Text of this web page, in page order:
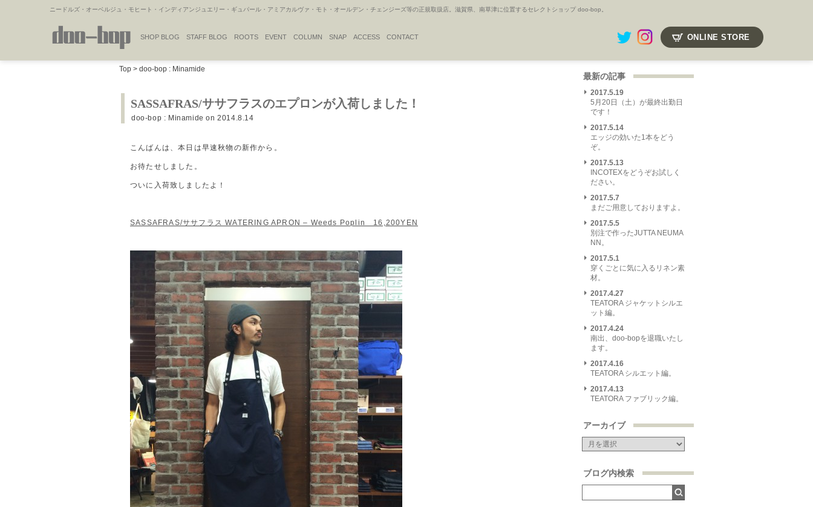
ニードルズ・オーベルジュ・モヒート・インディアンジュエリー・ギュパール・アミアカルヴァ・モト・オールデン・チェンジーズ等の正規取扱店。滋賀県、南草津に位置するセレクトショップ doo-bop。
SHOP BLOG STAFF BLOG ROOTS EVENT COLUMN SNAP ACCESS CONTACT ONLINE STORE
Top > doo-bop : Minamide
SASSAFRAS/ササフラスのエプロンが入荷しました！
doo-bop : Minamide on 2014.8.14
こんばんは、本日は早速秋物の新作から。
お待たせしました。
ついに入荷致しましたよ！
SASSAFRAS/ササフラス WATERING APRON – Weeds Poplin 16,200YEN
最新の記事
2017.5.19
5月20日（土）が最終出勤日
です！
2017.5.14
エッジの効いた1本をどう
ぞ。
2017.5.13
INCOTEXをどうぞお試しく
ださい。
2017.5.7
まだご用意しておりますよ。
2017.5.5
別注で作ったJUTTA NEUMA
NN。
2017.5.1
穿くごとに気に入るリネン素
材。
2017.4.27
TEATORA ジャケットシルエ
ット編。
2017.4.24
南出、doo-bopを退職いたし
ます。
2017.4.16
TEATORA シルエット編。
2017.4.13
TEATORA ファブリック編。
アーカイブ
ブログ内検索